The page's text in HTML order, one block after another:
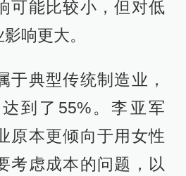
可能比较小，但对低
响更大。
于典型传统制造业，
到了55%。李亚军
原本更倾向于用女性
考虑成本的问题，以